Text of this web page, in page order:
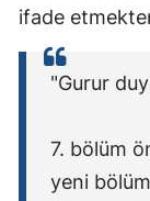
ifade
"Gurur
7.⁠ ⁠bölüm
yeni